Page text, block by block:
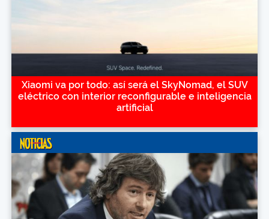
Xiaomi va por todo: así será el SkyNomad, el SUV
eléctrico con interior reconfigurable e inteligencia
artificial